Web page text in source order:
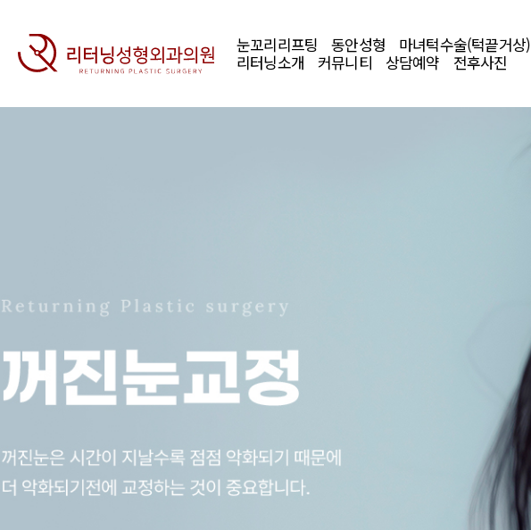
눈꼬리리프팅 동안성형 마녀턱수술(턱끝거상)
리터닝소개
커뮤니티 상담예약 전후사진